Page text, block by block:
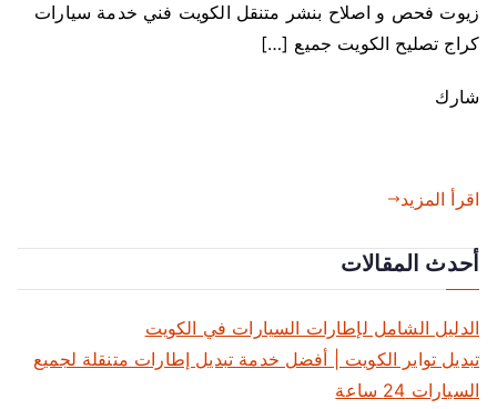
زيوت فحص و اصلاح بنشر متنقل الكويت فني خدمة سيارات
كراج تصليح الكويت جميع […]
شارك
اقرأ المزيد
أحدث المقالات
الدليل الشامل لإطارات السيارات في الكويت
تبديل تواير الكويت | أفضل خدمة تبديل إطارات متنقلة لجميع
السيارات 24 ساعة